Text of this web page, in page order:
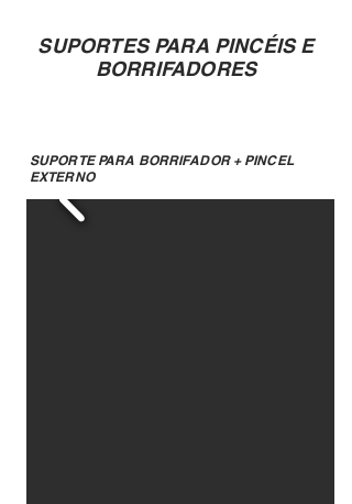
SUPORTES PARA PINCÉIS E
BORRIFADORES
SUPORTE PARA BORRIFADOR + PINCEL
EXTERNO